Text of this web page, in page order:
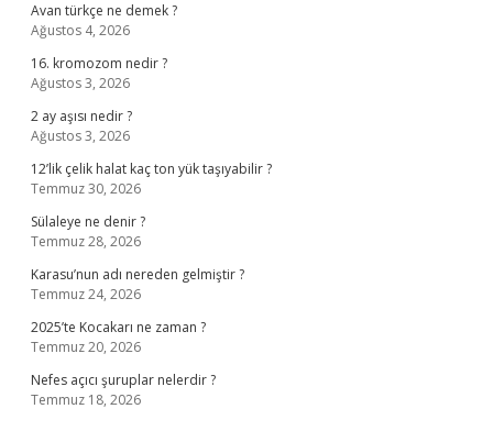
Avan türkçe ne demek ?
Ağustos 4, 2026
16. kromozom nedir ?
Ağustos 3, 2026
2 ay aşısı nedir ?
Ağustos 3, 2026
12’lik çelik halat kaç ton yük taşıyabilir ?
Temmuz 30, 2026
Sülaleye ne denir ?
Temmuz 28, 2026
Karasu’nun adı nereden gelmiştir ?
Temmuz 24, 2026
2025’te Kocakarı ne zaman ?
Temmuz 20, 2026
Nefes açıcı şuruplar nelerdir ?
Temmuz 18, 2026